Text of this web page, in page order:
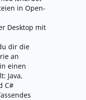
in Open-
Desktop mit
dir die
an
einen
Java,
C#